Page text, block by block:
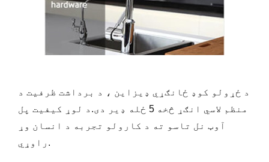
د ځړولو کوډ ځانګړي ډیزاین ، د برداشت ظرفیت د
منظم لاسي انګړ څخه 5 ځله ډیر دی.د لوړ کیفیت پل
آوټ نل تاسو ته د کارولو تجربه د انسان وړ
راوړي.